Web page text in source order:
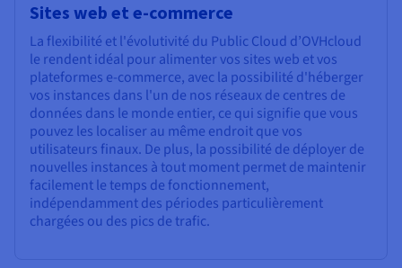
Sites web et e-commerce
La flexibilité et l'évolutivité du Public Cloud d’OVHcloud
le rendent idéal pour alimenter vos sites web et vos
plateformes e-commerce, avec la possibilité d'héberger
vos instances dans l'un de nos réseaux de centres de
données dans le monde entier, ce qui signifie que vous
pouvez les localiser au même endroit que vos
utilisateurs finaux. De plus, la possibilité de déployer de
nouvelles instances à tout moment permet de maintenir
facilement le temps de fonctionnement,
indépendamment des périodes particulièrement
chargées ou des pics de trafic.